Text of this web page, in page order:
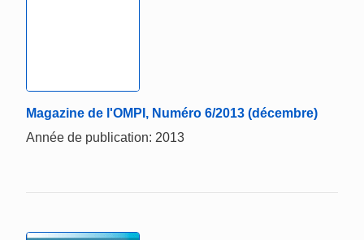
Magazine de l'OMPI, Numéro 6/2013 (décembre)
Année de publication: 2013